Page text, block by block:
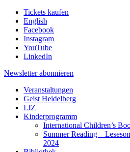
Tickets kaufen
English
Facebook
Instagram
YouTube
LinkedIn
Newsletter abonnieren
Veranstaltungen
Geist Heidelberg
LIZ
Kinderprogramm
International Children’s
Summer Reading –
2024